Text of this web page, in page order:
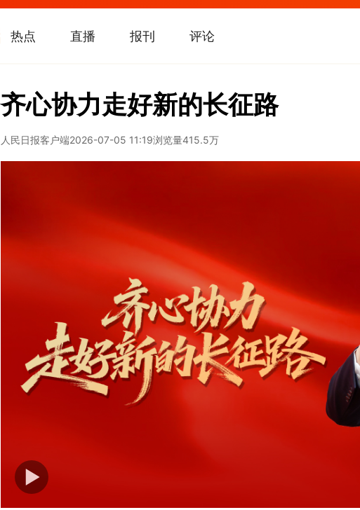
热点 直播 报刊 评论
齐心协力走好新的长征路
人民日报客户端2026-07-05 11:19浏览量415.5万